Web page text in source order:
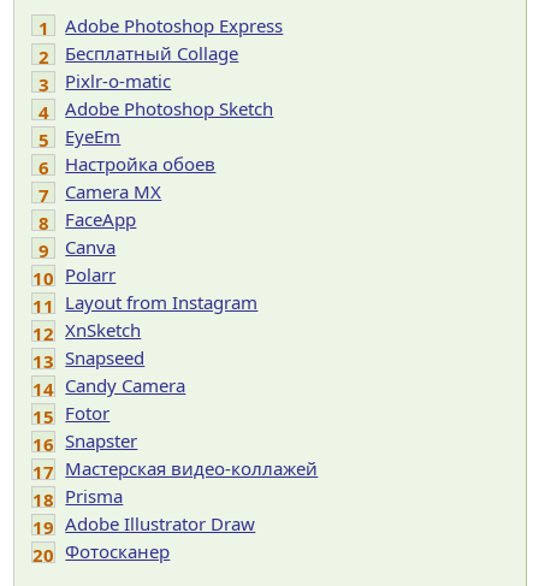
1
Adobe Photoshop Express
2
Бесплатный Collage
3
Pixlr-o-matic
4
Adobe Photoshop Sketch
5
EyeEm
6
Настройка обоев
7
Camera MX
8
FaceApp
9
Canva
10 Polarr
11 Layout from Instagram
12 XnSketch
13 Snapseed
14 Candy Camera
15 Fotor
16 Snapster
17 Мастерская видео-коллажей
18 Prisma
19 Adobe Illustrator Draw
20 Фотосканер